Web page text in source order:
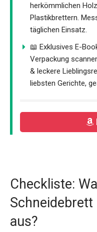
herkömmlichen
Plastikbrettern.
täglichen Einsatz.
📖 Exklusives E-
Verpackung
& leckere
liebsten Gerichte,
Checkliste:
aus?